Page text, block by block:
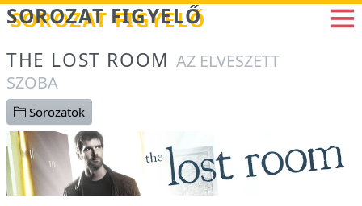
Betöltés...
SOROZAT FIGYELŐ
THE LOST ROOM AZ ELVESZETT
SZOBA
Sorozatok